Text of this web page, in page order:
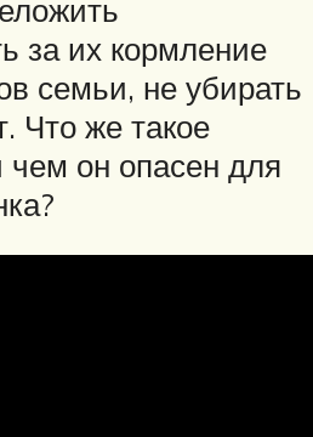
за их кормление
семьи, не убирать
Что же такое
чем он опасен для